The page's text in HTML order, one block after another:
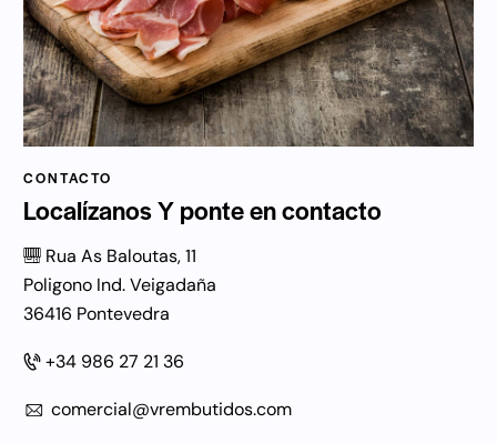
CONTACTO
LocalízanosY ponte en contacto
Rua As Baloutas, 11
Poligono Ind. Veigadaña
36416 Pontevedra
+34 986 27 21 36
comercial@vrembutidos.com